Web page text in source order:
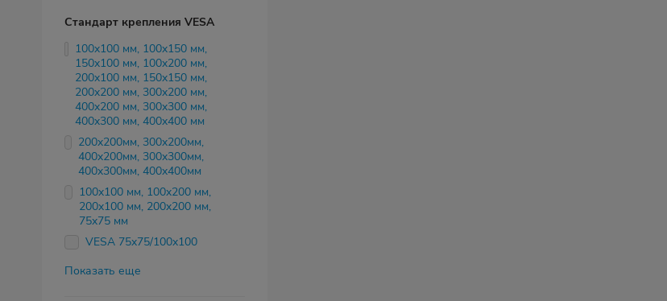
Стандарт крепления VESA
100x100 мм, 100x150 мм,
150x100 мм, 100x200 мм,
200x100 мм, 150x150 мм,
200x200 мм, 300x200 мм,
400x200 мм, 300x300 мм,
400x300 мм, 400x400 мм
200x200мм, 300x200мм,
400x200мм, 300x300мм,
400x300мм, 400x400мм
100x100 мм, 100x200 мм,
200x100 мм, 200x200 мм,
75x75 мм
VESA 75x75/100x100
Показать еще